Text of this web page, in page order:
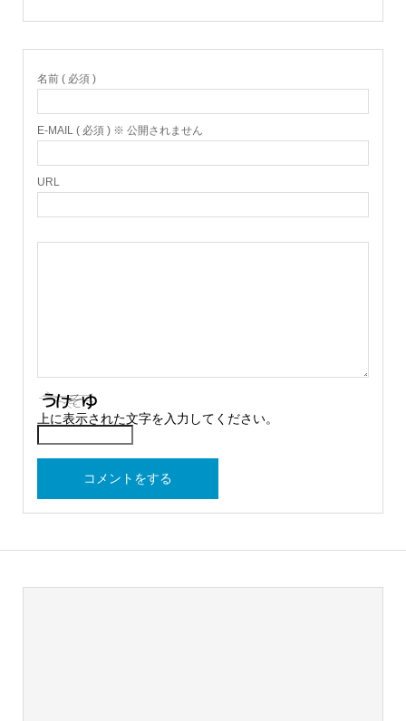
名前 ( 必須 )
E-MAIL ( 必須 ) ※ 公開されません
URL
上に表示された文字を入力してください。